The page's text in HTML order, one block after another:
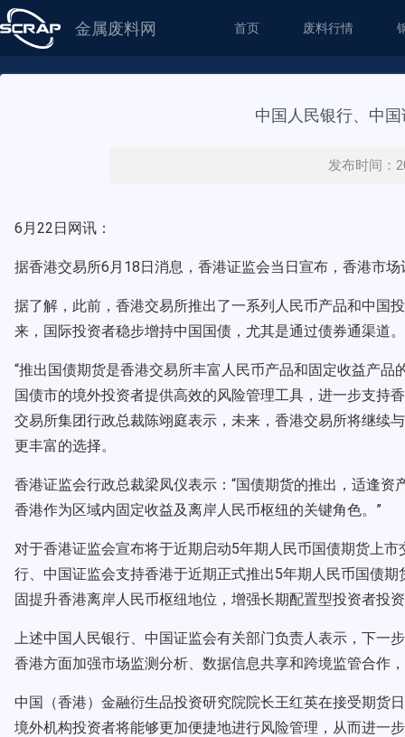
金属废料网 首页 废料行情
中国人民银行、中
发布时间：
6月22日网讯：
据香港交易所6月18日消息，香港证监会当日宣布，香港市
据了解，此前，香港交易所推出了一系列人民币产品和中国
来，国际投资者稳步增持中国国债，尤其是通过债券通渠道。
“推出国债期货是香港交易所丰富人民币产品和固定收益产
国债市的境外投资者提供高效的风险管理工具，进一步支持
交易所集团行政总裁陈翊庭表示，未来，香港交易所将继续
更丰富的选择。
香港证监会行政总裁梁凤仪表示：“国债期货的推出，适逢
香港作为区域内固定收益及离岸人民币枢纽的关键角色。”
对于香港证监会宣布将于近期启动5年期人民币国债期货上
行、中国证监会支持香港于近期正式推出5年期人民币国债
固提升香港离岸人民币枢纽地位，增强长期配置型投资者投
上述中国人民银行、中国证监会有关部门负责人表示，下一
香港方面加强市场监测分析、数据信息共享和跨境监管合作
中国（香港）金融衍生品投资研究院院长王红英在接受期货
境外机构投资者将能够更加便捷地进行风险管理，从而进一